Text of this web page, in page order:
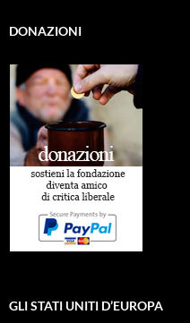
DONAZIONI
GLI STATI UNITI D’EUROPA